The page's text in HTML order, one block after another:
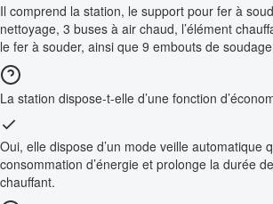
Il comprend la station, le support pour fer à
nettoyage, 3 buses à air chaud, l’élément
le fer à souder, ainsi que 9 embouts de
La station dispose-t-elle d’une fonction
Oui, elle dispose d’un mode veille automatique
consommation d’énergie et prolonge la durée
chauffant.